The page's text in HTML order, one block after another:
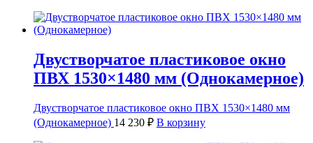
Двустворчатое пластиковое окно
ПВХ 1530×1480 мм (Однокамерное)
Двустворчатое пластиковое окно ПВХ 1530×1480 мм
(Однокамерное) 14 230 ₽ В корзину